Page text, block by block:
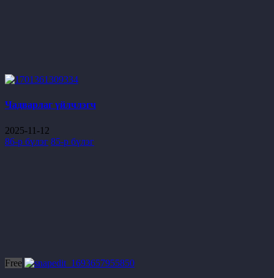
Чадварлаг үйлчлэгч
2025-11-12
86-р бүлэг 85-р бүлэг
Free